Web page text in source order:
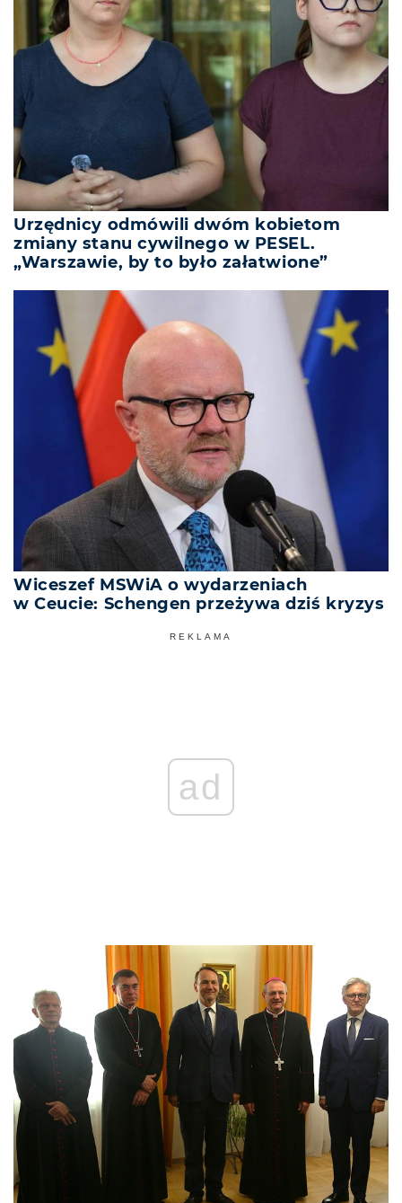
Urzędnicy odmówili dwóm kobietom
zmiany stanu cywilnego w PESEL.
„Warszawie, by to było załatwione”
Wiceszef MSWiA o wydarzeniach
w Ceucie: Schengen przeżywa dziś kryzys
REKLAMA
ad